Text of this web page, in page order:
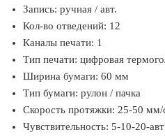
Запись: ручная / авт.
Кол-во отведений: 12
Каналы печати: 1
Тип печати: цифровая
Ширина бумаги: 60 мм
Тип бумаги: рулон / пачка
Скорость протяжки: 25-50 мм/
Чувствительность: 5-10-20-